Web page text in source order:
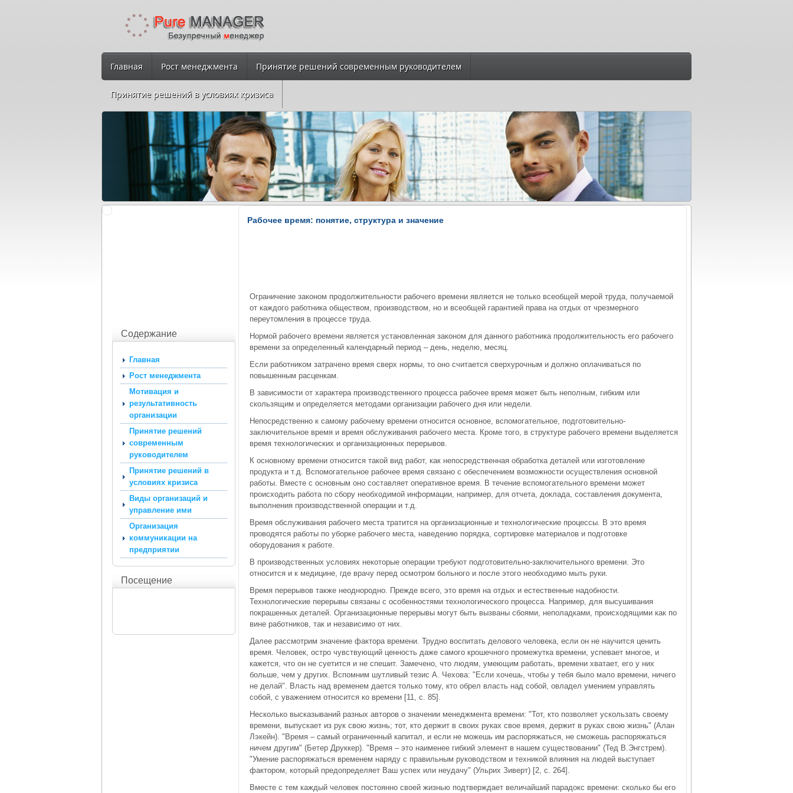
Главная Рост менеджмента Принятие решений современным руководителем
Принятие решений в условиях кризиса
Содержание
Главная
Рост менеджмента
Мотивация и
результативность
организации
Принятие решений
современным
руководителем
Принятие решений в
условиях кризиса
Виды организаций и
управление ими
Организация
коммуникации на
предприятии
Посещение
Рабочее время: понятие, структура и значение
Ограничение законом продолжительности рабочего времени является не только всеобщей мерой труда, получаемой
от каждого работника обществом, производством, но и всеобщей гарантией права на отдых от чрезмерного
переутомления в процессе труда.
Нормой рабочего времени является установленная законом для данного работника продолжительность его рабочего
времени за определенный календарный период – день, неделю, месяц.
Если работником затрачено время сверх нормы, то оно считается сверхурочным и должно оплачиваться по
повышенным расценкам.
В зависимости от характера производственного процесса рабочее время может быть неполным, гибким или
скользящим и определяется методами организации рабочего дня или недели.
Непосредственно к самому рабочему времени относится основное, вспомогательное, подготовительно-
заключительное время и время обслуживания рабочего места. Кроме того, в структуре рабочего времени выделяется
время технологических и организационных перерывов.
К основному времени относится такой вид работ, как непосредственная обработка деталей или изготовление
продукта и т.д. Вспомогательное рабочее время связано с обеспечением возможности осуществления основной
работы. Вместе с основным оно составляет оперативное время. В течение вспомогательного времени может
происходить работа по сбору необходимой информации, например, для отчета, доклада, составления документа,
выполнения производственной операции и т.д.
Время обслуживания рабочего места тратится на организационные и технологические процессы. В это время
проводятся работы по уборке рабочего места, наведению порядка, сортировке материалов и подготовке
оборудования к работе.
В производственных условиях некоторые операции требуют подготовительно-заключительного времени. Это
относится и к медицине, где врачу перед осмотром больного и после этого необходимо мыть руки.
Время перерывов также неоднородно. Прежде всего, это время на отдых и естественные надобности.
Технологические перерывы связаны с особенностями технологического процесса. Например, для высушивания
покрашенных деталей. Организационные перерывы могут быть вызваны сбоями, неполадками, происходящими как по
вине работников, так и независимо от них.
Далее рассмотрим значение фактора времени. Трудно воспитать делового человека, если он не научится ценить
время. Человек, остро чувствующий ценность даже самого крошечного промежутка времени, успевает многое, и
кажется, что он не суетится и не спешит. Замечено, что людям, умеющим работать, времени хватает, его у них
больше, чем у других. Вспомним шутливый тезис А. Чехова: "Если хочешь, чтобы у тебя было мало времени, ничего
не делай". Власть над временем дается только тому, кто обрел власть над собой, овладел умением управлять
собой, с уважением относится ко времени [11, c. 85].
Несколько высказываний разных авторов о значении менеджмента времени: "Тот, кто позволяет ускользать своему
времени, выпускает из рук свою жизнь; тот, кто держит в своих руках свое время, держит в руках свою жизнь" (Алан
Лэкейн). "Время – самый ограниченный капитал, и если не можешь им распоряжаться, не сможешь распоряжаться
ничем другим" (Бетер Друккер). "Время – это наименее гибкий элемент в нашем существовании" (Тед В.Энгстрем).
"Умение распоряжаться временем наряду с правильным руководством и техникой влияния на людей выступает
фактором, который предопределяет Ваш успех или неудачу" (Ульрих Зиверт) [2, c. 264].
Вместе с тем каждый человек постоянно своей жизнью подтверждает величайший парадокс времени: сколько бы его